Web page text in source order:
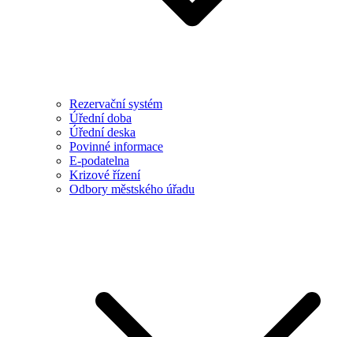
Rezervační systém
Úřední doba
Úřední deska
Povinné informace
E-podatelna
Krizové řízení
Odbory městského úřadu